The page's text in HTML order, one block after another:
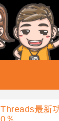
Threads最新
0％